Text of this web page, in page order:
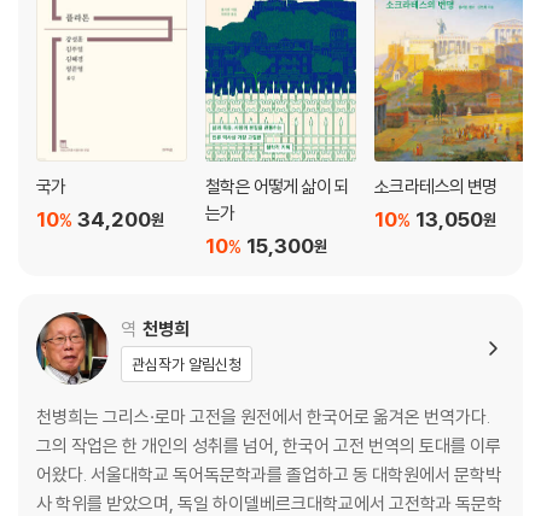
국가
34,200원
10%
철학은 어떻게 삶이 되
는가
15,300원
10%
소크라테스의 변명
13,050원
10%
역 천병희
관심작가 알림신청
천병희는 그리스·로마 고전을 원전에서 한국어로 옮겨온 번역가다.
그의 작업은 한 개인의 성취를 넘어, 한국어 고전 번역의 토대를 이루
어왔다. 서울대학교 독어독문학과를 졸업하고 동 대학원에서 문학박
사 학위를 받았으며, 독일 하이델베르크대학교에서 고전학과 독문학